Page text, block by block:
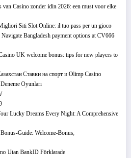
van Casino zonder idin 2026: een must voor elke
Siti Slot Online: il tuo pass per un gioco
Navigate Bangladesh payment options at CV666
UK welcome bonus: tips for new players to
Ставки на спорт и Olimp Casino
Oyunları
Lucky Dreams Every Night: A Comprehensive
Welcome‑Bonus,
Utan BankID Förklarade